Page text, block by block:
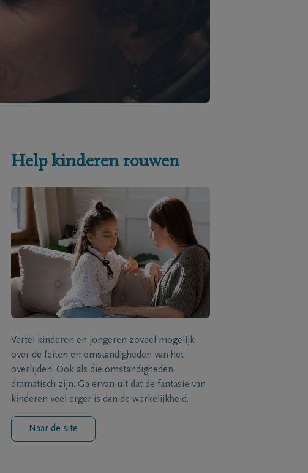
Help kinderen rouwen
Vertel kinderen en jongeren zoveel mogelijk
over de feiten en omstandigheden van het
overlijden. Ook als die omstandigheden
dramatisch zijn. Ga ervan uit dat de fantasie van
kinderen veel erger is dan de werkelijkheid.
Naar de site